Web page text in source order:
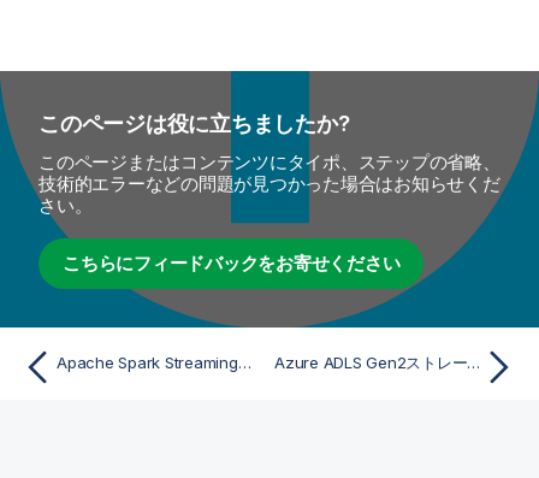
このページは役に立ちましたか?
このページまたはコンテンツにタイポ、ステップの省略、
技術的エラーなどの問題が見つかった場合はお知らせくだ
さい。
こちらにフィードバックをお寄せください
Apache Spark StreamingのtAzureFSConfigurationプロパティ Azure ADLS Gen2ストレージにアクセス